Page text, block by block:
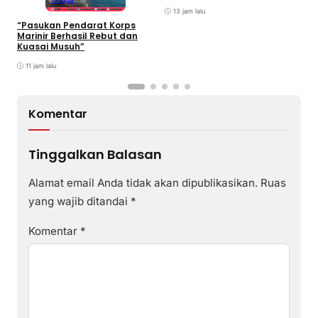
“Pasukan Pendarat Korps
Marinir Berhasil Rebut dan
Kuasai Musuh”
11 jam lalu
Football sebagai Festival
13 jam lalu
Komentar
Tinggalkan Balasan
Alamat email Anda tidak akan dipublikasikan. Ruas
yang wajib ditandai *
Komentar *